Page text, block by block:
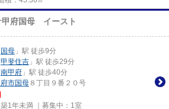
甲府国母 イースト
国母 」駅 徒歩9分
甲斐住吉 」駅 徒歩29分
南甲府 」駅 徒歩40分
市国母 ８丁目９番２０号
1年未満 ｜募集中： 1室